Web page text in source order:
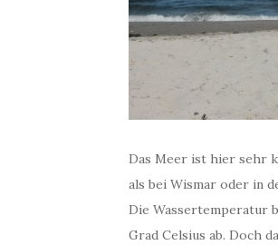
Das Meer ist hier sehr
als bei Wismar oder in
Die Wassertemperatur
Grad Celsius ab. Doch